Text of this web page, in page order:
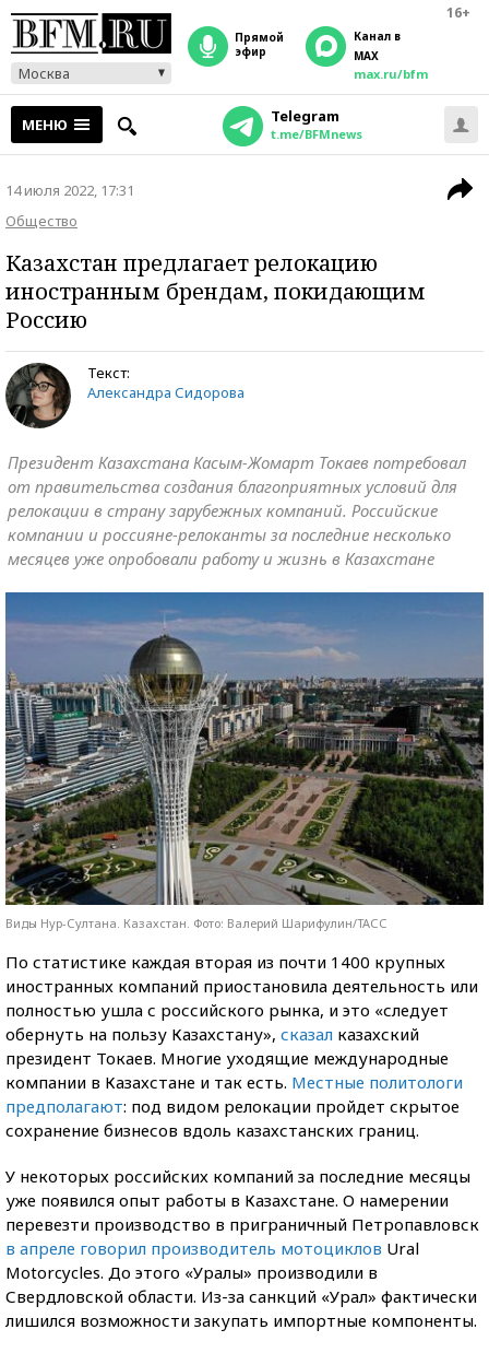
16+
Москва
прямой
эфир
Канал в
MAX
max.ru/bfm
МЕНЮ Telegram
t.me/BFMnews
14 июля 2022, 17:31
Общество
Казахстан предлагает релокацию
иностранным брендам, покидающим
Россию
Текст:
Александра Сидорова
Президент Казахстана Касым-Жомарт Токаев потребовал
от правительства создания благоприятных условий для
релокации в страну зарубежных компаний. Российские
компании и россияне-релоканты за последние несколько
месяцев уже опробовали работу и жизнь в Казахстане
Виды Нур-Султана. Казахстан. Фото: Валерий Шарифулин/ТАСС
По статистике каждая вторая из почти 1400 крупных
иностранных компаний приостановила деятельность или
полностью ушла с российского рынка, и это «следует
обернуть на пользу Казахстану», сказал казахский
президент Токаев. Многие уходящие международные
компании в Казахстане и так есть. Местные политологи
предполагают: под видом релокации пройдет скрытое
сохранение бизнесов вдоль казахстанских границ.
У некоторых российских компаний за последние месяцы
уже появился опыт работы в Казахстане. О намерении
перевезти производство в приграничный Петропавловск
в апреле говорил производитель мотоциклов Ural
Motorcycles. До этого «Уралы» производили в
Свердловской области. Из-за санкций «Урал» фактически
лишился возможности закупать импортные компоненты.